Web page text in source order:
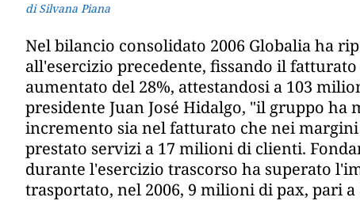
di Silvana Piana
Nel bilancio consolidato 2006 Globalia ha
all'esercizio precedente, fissando il
aumentato del 28%, attestandosi a 103
presidente Juan José Hidalgo, "il gruppo
incremento sia nel fatturato che nei
prestato servizi a 17 milioni di clienti.
durante l'esercizio trascorso ha superato
trasportato, nel 2006, 9 milioni di pax, pari a